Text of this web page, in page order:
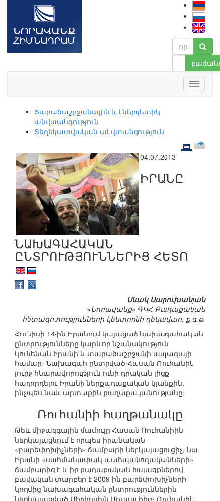
Տարածաշրջանային և էներգետիկ
անվտանգություն
Տեղեկատվական անվտանգություն
04.07.2013
ԻՐԱՆԸ
ՆԱԽԱԳԱՀԱԿԱՆ
ԸՆՏՐՈՒԹՅՈՒՆՆԵՐԻՑ ՀԵՏՈ
Սևակ Սարուխանյան
«Նորավանք» ԳԿՀ Քաղաքական
հետազոտությունների կենտրոնի ղեկավար, ք.գ.թ.
Հունիսի 14-ին Իրանում կայացած նախագահական
ընտրությունները կարևոր նշանակություն
կունենան Իրանի և տարածաշրջանի ապագայի
համար։ Նախագահ ընտրված Հասան Ռուհանին
լուրջ հնարավորություն ունի դրական լիցք
հաղորդելու Իրանի ներքաղաքական կյանքին,
ինչպես նաև արտաքին քաղաքականությանը։
Ռուհանիի հաղթանակը
Թեև միջազգային մամուլը Հասան Ռուհանիին
ներկայացնում է որպես իրանական
«բարեփոխիչների» ճամբարի ներկայացուցիչ, նա
Իրանի «սահմանափակ պահպանողականների»
ճամբարից է և իր քաղաքական հայացքներով
բավական տարբեր է 2009-ին բարեփոխիչների
կողմից նախագահական ընտրություններին
ներկայացված Միրհոսեյն Մուսավիից։ Ռուհանին